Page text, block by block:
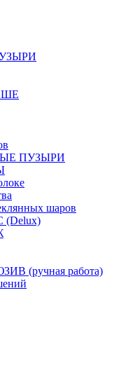
ПУЗЫРИ
шаров
(Delux)
(ручная работа)